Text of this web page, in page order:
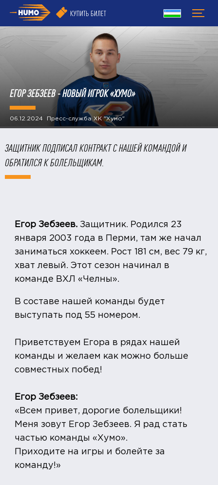
КУПИТЬ БИЛЕТ
ЕГОР ЗЕБЗЕЕВ - НОВЫЙ ИГРОК «ХУМО»
06.12.2024 Пресс-служба ХК "Хумо"
ЗАЩИТНИК ПОДПИСАЛ КОНТРАКТ С НАШЕЙ КОМАНДОЙ И
ОБРАТИЛСЯ К БОЛЕЛЬЩИКАМ.
Егор Зебзеев. Защитник. Родился 23
января 2003 года в Перми, там же начал
заниматься хоккеем. Рост 181 см, вес 79 кг,
хват левый. Этот сезон начинал в
команде ВХЛ «Челны».
В составе нашей команды будет
выступать под 55 номером.
Приветствуем Егора в рядах нашей
команды и желаем как можно больше
совместных побед!
Егор Зебзеев:
«Всем привет, дорогие болельщики!
Меня зовут Егор Зебзеев. Я рад стать
частью команды «Хумо».
Приходите на игры и болейте за
команду!»